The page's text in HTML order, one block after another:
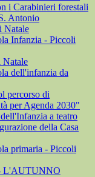
i Carabinieri forestali
Antonio
Natale
Infanzia - Piccoli
dell'infanzia da
percorso di
per Agenda 2030"
a teatro
della Casa
primaria - Piccoli
L'AUTUNNO